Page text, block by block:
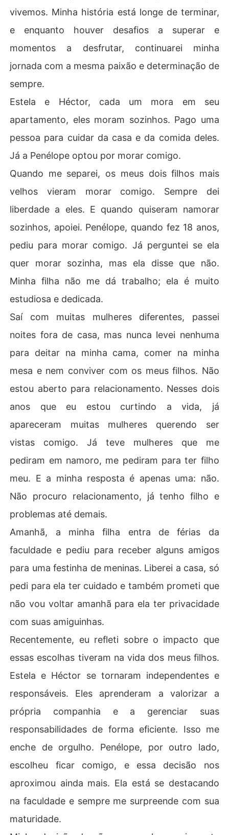
vivemos. Minha história está longe de terminar,
e enquanto houver desafios a superar e
momentos a desfrutar, continuarei minha
jornada com a mesma paixão e determinação de
sempre.
Estela e Héctor, cada um mora em seu
apartamento, eles moram sozinhos. Pago uma
pessoa para cuidar da casa e da comida deles.
Já a Penélope optou por morar comigo.
Quando me separei, os meus dois filhos mais
velhos vieram morar comigo. Sempre dei
liberdade a eles. E quando quiseram namorar
sozinhos, apoiei. Penélope, quando fez 18 anos,
pediu para morar comigo. Já perguntei se ela
quer morar sozinha, mas ela disse que não.
Minha filha não me dá trabalho; ela é muito
estudiosa e dedicada.
Saí com muitas mulheres diferentes, passei
noites fora de casa, mas nunca levei nenhuma
para deitar na minha cama, comer na minha
mesa e nem conviver com os meus filhos. Não
estou aberto para relacionamento. Nesses dois
anos que eu estou curtindo a vida, já
apareceram muitas mulheres querendo ser
vistas comigo. Já teve mulheres que me
pediram em namoro, me pediram para ter filho
meu. E a minha resposta é apenas uma: não.
Não procuro relacionamento, já tenho filho e
problemas até demais.
Amanhã, a minha filha entra de férias da
faculdade e pediu para receber alguns amigos
para uma festinha de meninas. Liberei a casa, só
pedi para ela ter cuidado e também prometi que
não vou voltar amanhã para ela ter privacidade
com suas amiguinhas.
Recentemente, eu refleti sobre o impacto que
essas escolhas tiveram na vida dos meus filhos.
Estela e Héctor se tornaram independentes e
responsáveis. Eles aprenderam a valorizar a
própria companhia e a gerenciar suas
responsabilidades de forma eficiente. Isso me
enche de orgulho. Penélope, por outro lado,
escolheu ficar comigo, e essa decisão nos
aproximou ainda mais. Ela está se destacando
na faculdade e sempre me surpreende com sua
maturidade.